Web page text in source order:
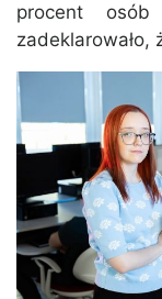
procent
zadeklarowało,